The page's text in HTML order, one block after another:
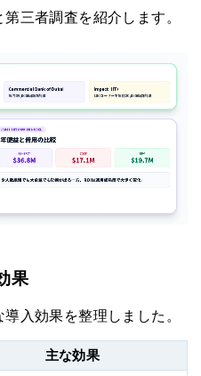
三者調査を紹介します。
果
入効果を整理しました。
主な効果